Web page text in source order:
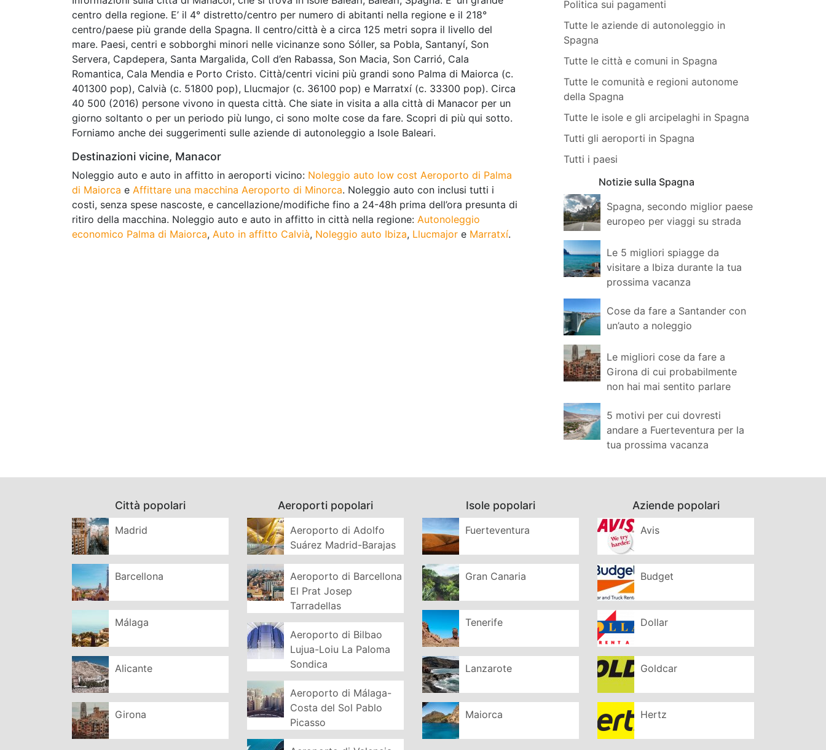
centro della regione. E’ il 4° distretto/centro per numero di abitanti nella regione e il 218°
centro/paese più grande della Spagna. Il centro/città è a circa 125 metri sopra il livello del
mare. Paesi, centri e sobborghi minori nelle vicinanze sono Sóller, sa Pobla, Santanyí, Son
Servera, Capdepera, Santa Margalida, Coll d’en Rabassa, Son Macia, Son Carrió, Cala
Romantica, Cala Mendia e Porto Cristo. Città/centri vicini più grandi sono Palma di Maiorca (c.
401300 pop), Calvià (c. 51800 pop), Llucmajor (c. 36100 pop) e Marratxí (c. 33300 pop). Circa
40 500 (2016) persone vivono in questa città. Che siate in visita a alla città di Manacor per un
giorno soltanto o per un periodo più lungo, ci sono molte cose da fare. Scopri di più qui sotto.
Forniamo anche dei suggerimenti sulle aziende di autonoleggio a Isole Baleari.
Destinazioni vicine, Manacor
Noleggio auto e auto in affitto in aeroporti vicino: Noleggio auto low cost Aeroporto di Palma
di Maiorca e Affittare una macchina Aeroporto di Minorca. Noleggio auto con inclusi tutti i
costi, senza spese nascoste, e cancellazione/modifiche fino a 24-48h prima dell’ora presunta di
ritiro della macchina. Noleggio auto e auto in affitto in città nella regione: Autonoleggio
economico Palma di Maiorca, Auto in affitto Calvià, Noleggio auto Ibiza, Llucmajor e Marratxí.
Politica sui pagamenti
Tutte le aziende di autonoleggio in
Spagna
Tutte le città e comuni in Spagna
Tutte le comunità e regioni autonome
della Spagna
Tutte le isole e gli arcipelaghi in Spagna
Tutti gli aeroporti in Spagna
Tutti i paesi
Notizie sulla Spagna
Spagna, secondo miglior paese
europeo per viaggi su strada
Le 5 migliori spiagge da
visitare a Ibiza durante la tua
prossima vacanza
Cose da fare a Santander con
un’auto a noleggio
Le migliori cose da fare a
Girona di cui probabilmente
non hai mai sentito parlare
5 motivi per cui dovresti
andare a Fuerteventura per la
tua prossima vacanza
Città popolari
Madrid
Barcellona
Málaga
Alicante
Girona
Aeroporti popolari
Aeroporto di Adolfo
Suárez Madrid-Barajas
Aeroporto di Barcellona
El Prat Josep
Tarradellas
Aeroporto di Bilbao
Lujua-Loiu La Paloma
Sondica
Aeroporto di Málaga-
Costa del Sol Pablo
Picasso
Isole popolari
Fuerteventura
Gran Canaria
Tenerife
Lanzarote
Maiorca
Aziende popolari
Avis
Budget
Dollar
Goldcar
Hertz